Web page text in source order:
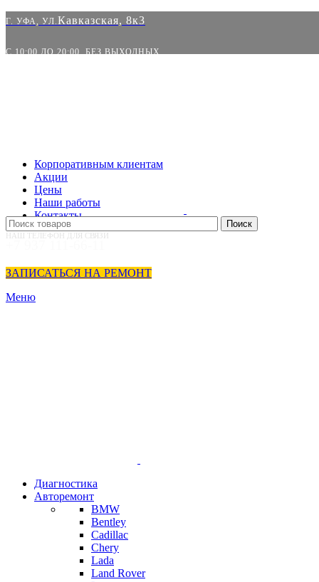
Г. УФА, УЛ.Кавказская, 8к3
С 10:00 ДО 20:00. БЕЗ ВЫХОДНЫХ
Корпоративным клиентам
Акции
Цены
Наши работы
Контакты
Поиск
НАШ ТЕЛЕФОН ДЛЯ СВЯЗИ
ЗАПИСАТЬСЯ НА РЕМОНТ
Меню
Диагностика
Авторемонт
BMW
Bentley
Cadillac
Chery
Lada
Land Rover